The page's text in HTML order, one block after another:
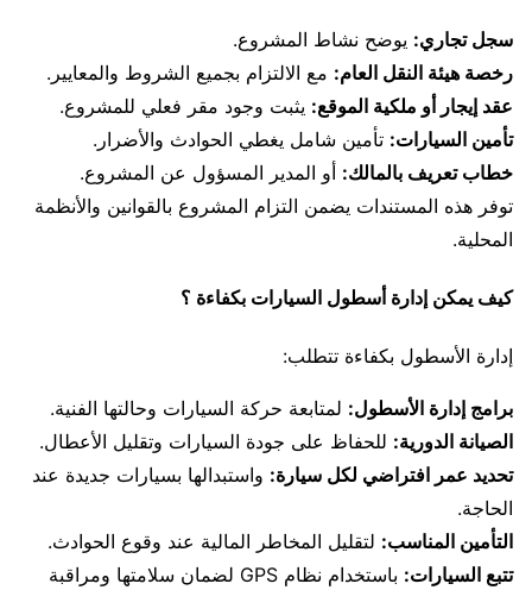
سجل تجاري: يوضح نشاط المشروع.
رخصة هيئة النقل العام: مع الالتزام بجميع الشروط والمعايير.
عقد إيجار أو ملكية الموقع: يثبت وجود مقر فعلي للمشروع.
تأمين السيارات: تأمين شامل يغطي الحوادث والأضرار.
خطاب تعريف بالمالك: أو المدير المسؤول عن المشروع.
توفر هذه المستندات يضمن التزام المشروع بالقوانين والأنظمة
المحلية.
كيف يمكن إدارة أسطول السيارات بكفاءة ؟
إدارة الأسطول بكفاءة تتطلب:
برامج إدارة الأسطول: لمتابعة حركة السيارات وحالتها الفنية.
الصيانة الدورية: للحفاظ على جودة السيارات وتقليل الأعطال.
تحديد عمر افتراضي لكل سيارة: واستبدالها بسيارات جديدة عند
الحاجة.
التأمين المناسب: لتقليل المخاطر المالية عند وقوع الحوادث.
تتبع السيارات:
باستخدام نظام GPS لضمان سلامتها ومراقبة